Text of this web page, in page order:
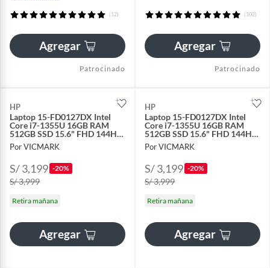
(12)
Agregar
Patrocinado
(102)
Agregar
Patrocinado
HP
Laptop 15-FD0127DX Intel
Core i7-1355U 16GB RAM
512GB SSD 15.6" FHD 144HZ
Touch Screen
Por VICMARK
S/ 3,199 -20%
S/ 3,999
Retira mañana
Agregar
HP
Laptop 15-FD0127DX Intel
Core i7-1355U 16GB RAM
512GB SSD 15.6" FHD 144HZ
Touch Screen
Por VICMARK
S/ 3,199 -20%
S/ 3,999
Retira mañana
Agregar